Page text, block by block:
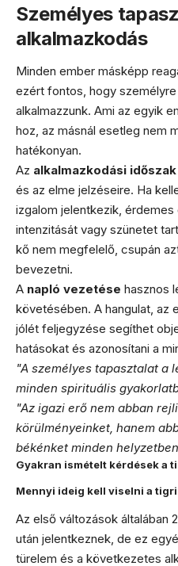
Személyes
alkalmazkodás
Minden ember másképp
ezért fontos, hogy
alkalmazzunk. Ami az egyik
hoz, az másnál esetleg nem
hatékonyan.
Az alkalmazkodási időszak
és az elme jelzéseire. Ha
izgalom jelentkezik,
intenzitását vagy szünetet
kő nem megfelelő, csupán
bevezetni.
A napló vezetése hasznos
követésében. A hangulat, az
jólét feljegyzése segíthet
hatásokat és azonosítani a
"A személyes tapasztalat a
minden spirituális
"Az igazi erő nem abban
körülményeinket, hanem
békénket minden
Gyakran ismételt kérdések a
Mennyi ideig kell viselni a
Az első változások általában
után jelentkeznek, de ez
türelem és a következetes